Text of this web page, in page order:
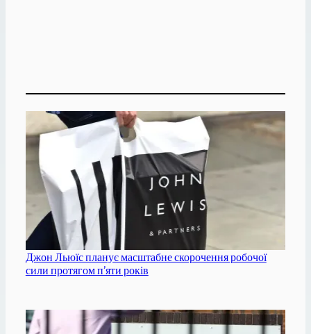
Джон Льюїс планує масштабне скорочення робочої
сили протягом п’яти років